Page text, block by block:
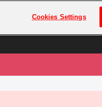
プレミアム会員とは
Cookies Settings